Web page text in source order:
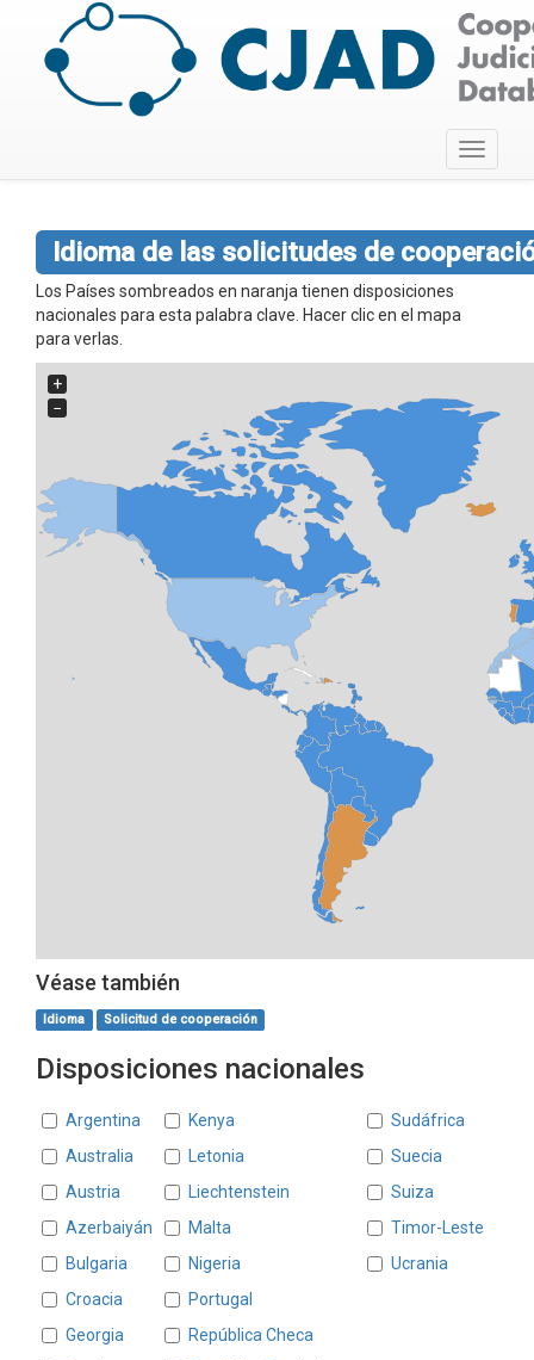
Toggle
Idioma de las solicitudes de
Los Países sombreados en naranja tienen disposiciones
nacionales para esta palabra clave. Hacer clic en el mapa
para verlas.
+
−
Véase también
Idioma Solicitud de cooperación
Disposiciones nacionales
Argentina Kenya
Sudáfrica
Australia
Letonia
Suecia
Austria
Liechtenstein
Suiza
Azerbaiyán
Malta
Timor-Leste
Bulgaria
Nigeria
Ucrania
Croacia
Portugal
Georgia
República Checa